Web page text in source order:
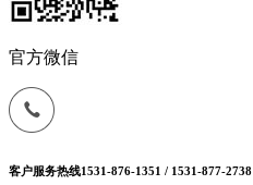
官方微信
客户服务热线1531-876-1351 / 1531-877-2738